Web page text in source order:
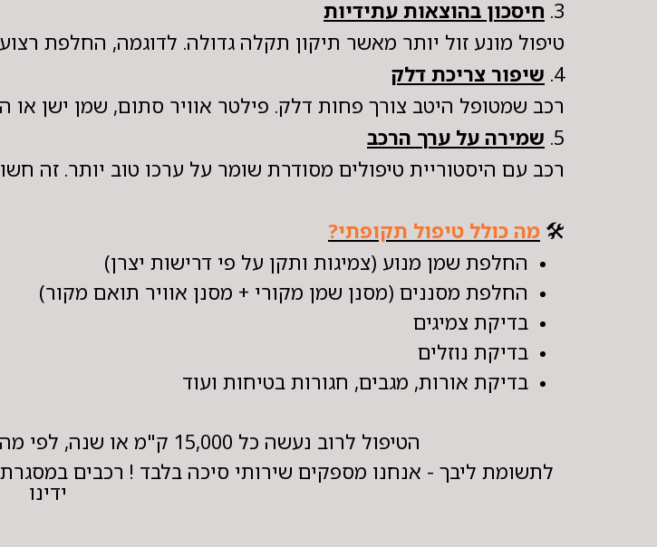
3. חיסכון בהוצאות עתידיות
טיפול מונע זול יותר מאשר תיקון תקלה גדולה. לדוגמה, החלפת
4. שיפור צריכת דלק
רכב שמטופל היטב צורך פחות דלק. פילטר אוויר סתום, שמן ישן או
5. שמירה על ערך הרכב
רכב עם היסטוריית טיפולים מסודרת שומר על ערכו טוב יותר. זה
🛠️ מה כולל טיפול תקופתי?
החלפת שמן מנוע (צמיגות ותקן על פי דרישות יצרן)
החלפת מסננים (מסנן שמן מקורי + מסנן אוויר תואם מקור)
בדיקת צמיגים
בדיקת נוזלים
בדיקת אורות, מגבים, חגורות בטיחות ועוד
הטיפול לרוב נעשה כל 15,000 ק"מ או שנה, לפי מה שמגיע קודם – בהתאם להמלצת היצרן.
לתשומת ליבך - אנחנו מספקים שירותי סיכה בלבד ! רכבים
ידינו